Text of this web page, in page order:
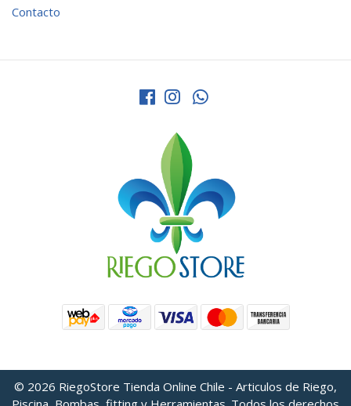
Contacto
© 2026 RiegoStore Tienda Online Chile - Articulos de Riego,